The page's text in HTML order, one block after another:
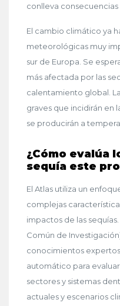
conlleva consecuencias
El cambio climático ya
meteorológicas muy
sur de Europa. Se
más afectada por las
calentamiento global.
graves que incidirán en
se producirán a
¿Cómo evalúa
sequía este
El Atlas utiliza un
complejas
impactos de las
Común de
conocimientos
automático para
sectores y sistemas
actuales y escenarios